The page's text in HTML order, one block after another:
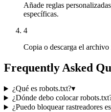
Añade reglas
específicas.
4
Copia o descarga el
Frequently Asked
¿Qué es robots.txt?▾
¿Dónde debo colocar
¿Puedo bloquear rastreadores